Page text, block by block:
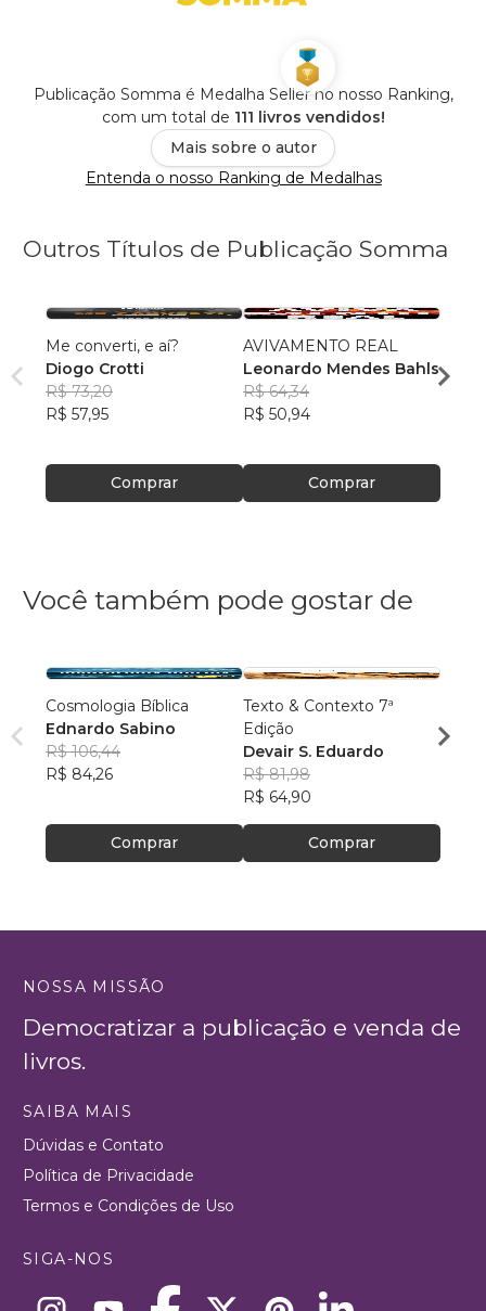
Publicação Somma é Medalha Seller no nosso Ranking,
com um total de 111 livros vendidos!
Mais sobre o autor
Entenda o nosso Ranking de Medalhas
Outros Títulos de Publicação Somma
Me converti, e aí?
Diogo Crotti
R$ 73,20
R$ 57,95
Comprar
AVIVAMENTO REAL
Leonardo Mendes Bahls
R$ 64,34
R$ 50,94
Comprar
Otto
Você também pode gostar de
Cosmologia Bíblica
Ednardo Sabino
R$ 106,44
R$ 84,26
Comprar
Texto & Contexto 7ª
Edição
Devair S. Eduardo
R$ 81,98
R$ 64,90
Comprar
Santo
João
NOSSA MISSÃO
Democratizar a publicação e venda de
livros.
SAIBA MAIS
Dúvidas e Contato
Política de Privacidade
Termos e Condições de Uso
SIGA-NOS